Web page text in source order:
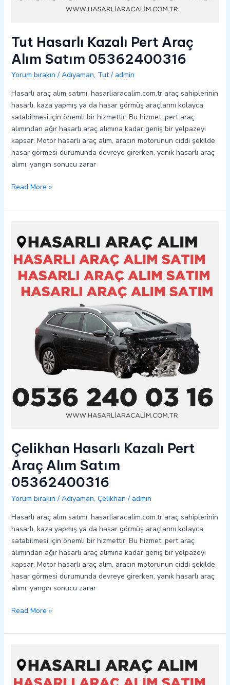
Tut Hasarlı Kazalı Pert Araç
Alım Satım 05362400316
Yorum bırakın / Adıyaman, Tut/ admin
Hasarlı araç alım satımı, hasarliaracalim.com.tr araç sahiplerinin
hasarlı, kaza yapmış ya da hasar görmüş araçlarını kolayca
satabilmesi için önemli bir hizmettir. Bu hizmet, pert araç
alımından ağır hasarlı araç alımına kadar geniş bir yelpazeyi
kapsar. Motor hasarlı araç alım, aracın motorunun ciddi şekilde
hasar görmesi durumunda devreye girerken, yanık hasarlı araç
alımı, yangın sonucu zarar
Read More »
Çelikhan Hasarlı Kazalı Pert
Araç Alım Satım
05362400316
Yorum bırakın / Adıyaman, Çelikhan / admin
Hasarlı araç alım satımı, hasarliaracalim.com.tr araç sahiplerinin
hasarlı, kaza yapmış ya da hasar görmüş araçlarını kolayca
satabilmesi için önemli bir hizmettir. Bu hizmet, pert araç
alımından ağır hasarlı araç alımına kadar geniş bir yelpazeyi
kapsar. Motor hasarlı araç alım, aracın motorunun ciddi şekilde
hasar görmesi durumunda devreye girerken, yanık hasarlı araç
alımı, yangın sonucu zarar
Hasarlı
Kazalı
Pert
Araç
Alım
Satım
05362400316
Read More »
Hasarlı
Kazalı